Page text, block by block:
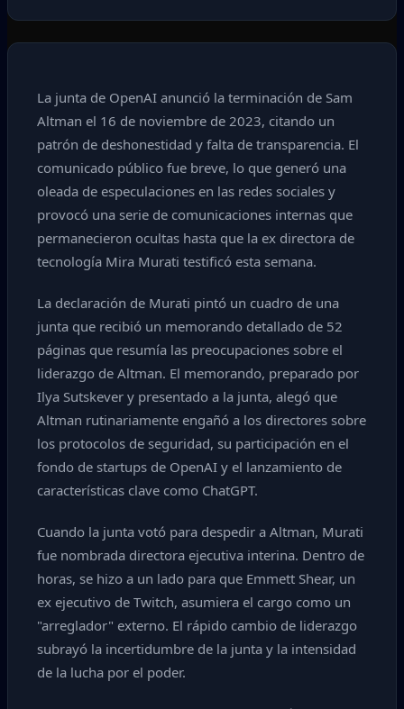
La junta de OpenAI anunció la terminación de Sam
Altman el 16 de noviembre de 2023, citando un
patrón de deshonestidad y falta de transparencia. El
comunicado público fue breve, lo que generó una
oleada de especulaciones en las redes sociales y
provocó una serie de comunicaciones internas que
permanecieron ocultas hasta que la ex directora de
tecnología Mira Murati testificó esta semana.
La declaración de Murati pintó un cuadro de una
junta que recibió un memorando detallado de 52
páginas que resumía las preocupaciones sobre el
liderazgo de Altman. El memorando, preparado por
Ilya Sutskever y presentado a la junta, alegó que
Altman rutinariamente engañó a los directores sobre
los protocolos de seguridad, su participación en el
fondo de startups de OpenAI y el lanzamiento de
características clave como ChatGPT.
Cuando la junta votó para despedir a Altman, Murati
fue nombrada directora ejecutiva interina. Dentro de
horas, se hizo a un lado para que Emmett Shear, un
ex ejecutivo de Twitch, asumiera el cargo como un
"arreglador" externo. El rápido cambio de liderazgo
subrayó la incertidumbre de la junta y la intensidad
de la lucha por el poder.